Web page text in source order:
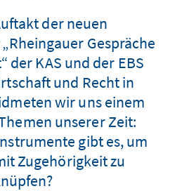
der neuen
Gespräche
der KAS und der EBS
und Recht in
wir uns einem
unserer Zeit:
gibt es, um
Zugehörigkeit zu